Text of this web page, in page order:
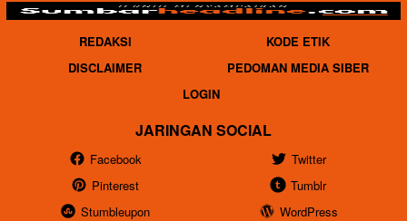
REDAKSI
KODE ETIK
DISCLAIMER
PEDOMAN MEDIA SIBER
LOGIN
JARINGAN SOCIAL
Facebook
Twitter
Pinterest
Tumblr
Stumbleupon
WordPress